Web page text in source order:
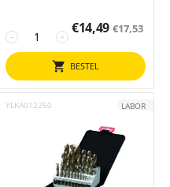
+
−
€14,49 €17,53
BESTEL
YLKA012250 LABOR